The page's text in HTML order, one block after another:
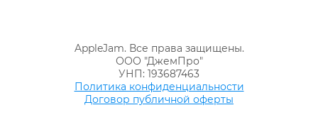
AppleJam. Все права защищены.
ООО "ДжемПро"
УНП: 193687463
Политика конфиденциальности
Договор публичной оферты